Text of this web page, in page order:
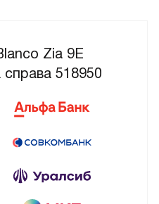
Zia 9E
518950